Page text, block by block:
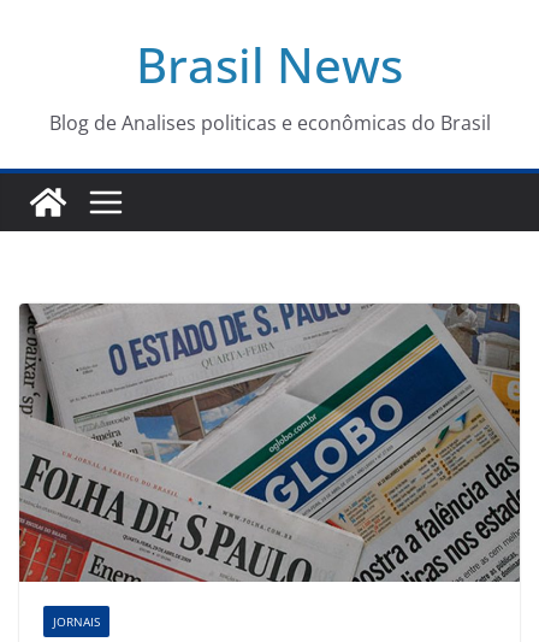
conteúdo
Brasil News
Blog de Analises politicas e econômicas do Brasil
JORNAIS